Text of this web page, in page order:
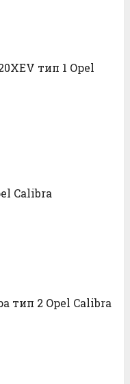
тип 1 Opel
Calibra
тип 2 Opel Calibra